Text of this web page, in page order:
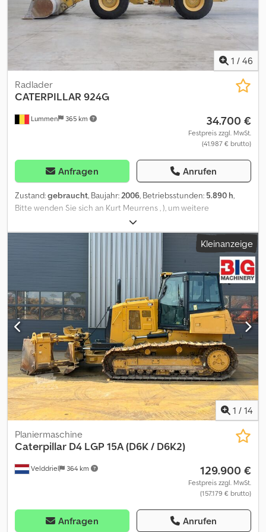
Djdsztbpwspfx Ad Nsck Heizung / Lüftung Mechanische
Bedienhebel Rundumleuchte Scheibenwischer Außenspiegel
1 / 46
Lummen 365 km
Radlader
CATERPILLAR 924G
34.700 €
Festpreis zzgl. MwSt.
(41.987 € brutto)
Anfragen Anrufen
Zustand:gebraucht, Baujahr:2006, Betriebsstunden: 5.890 h,
Bitte wenden Sie sich an Kurt Meurrens , ), um weitere
Informationen zu erhalten. Dcodpfszth Tcsx Ad Nok
Kleinanzeige
1 / 14
Velddriel 364 km
Planiermaschine
Caterpillar D4 LGP 15A (D6K / D6K2)
129.900 €
Festpreis zzgl. MwSt.
(157.179 € brutto)
Anfragen Anrufen